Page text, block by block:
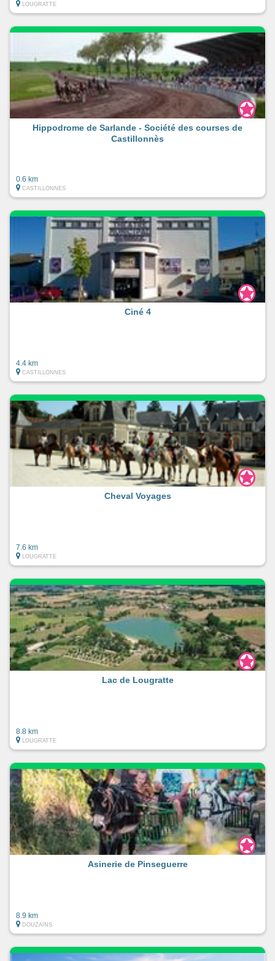
LOUGRATTE
Hippodrome de Sarlande - Société des courses de
Castillonnès
0.6 km
CASTILLONNES
Ciné 4
4.4 km
CASTILLONNES
Cheval Voyages
7.6 km
LOUGRATTE
Lac de Lougratte
8.8 km
LOUGRATTE
Asinerie de Pinseguerre
8.9 km
DOUZAINS